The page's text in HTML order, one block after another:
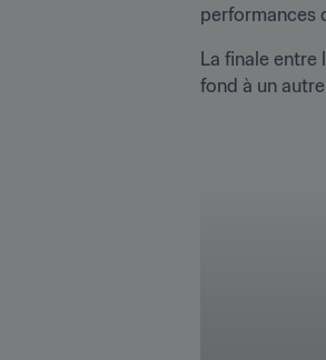
performances
La finale entre
fond à un